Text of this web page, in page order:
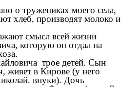
о тружениках моего села,
хлеб, производят молоко и
смысл всей жизни
которую он отдал на
трое детей. Сын
живет в Кирове (у него
внуки). Дочь